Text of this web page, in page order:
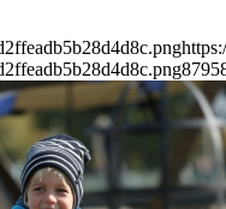
879